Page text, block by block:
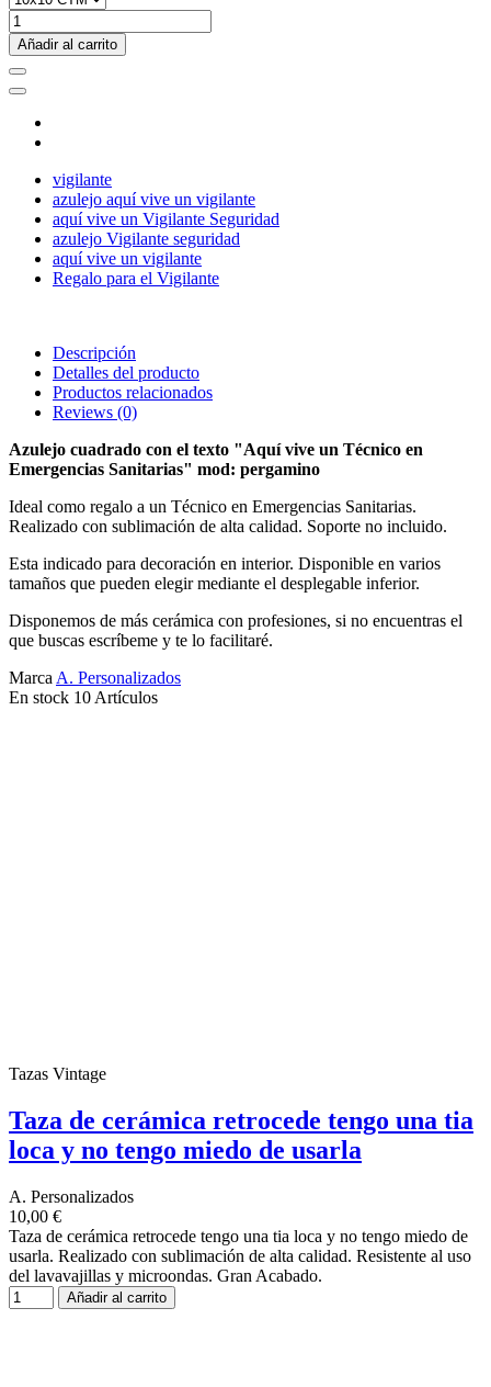
Añadir al carrito
vigilante
azulejo aquí vive un vigilante
aquí vive un Vigilante Seguridad
azulejo Vigilante seguridad
aquí vive un vigilante
Regalo para el Vigilante
Descripción
Detalles del producto
Productos relacionados
Reviews (0)
Azulejo cuadrado con el texto "Aquí vive un Técnico en
Emergencias Sanitarias" mod: pergamino
Ideal como regalo a un Técnico en Emergencias Sanitarias.
Realizado con sublimación de alta calidad. Soporte no incluido.
Esta indicado para decoración en interior. Disponible en varios
tamaños que pueden elegir mediante el desplegable inferior.
Disponemos de más cerámica con profesiones, si no encuentras el
que buscas escríbeme y te lo facilitaré.
MarcaA. Personalizados
En stock 10 Artículos
Tazas Vintage
Taza de cerámica retrocede tengo una tia
loca y no tengo miedo de usarla
A. Personalizados
10,00 €
Taza de cerámica retrocede tengo una tia loca y no tengo miedo de
usarla. Realizado con sublimación de alta calidad. Resistente al uso
del lavavajillas y microondas. Gran Acabado.
Añadir al carrito